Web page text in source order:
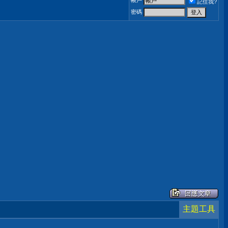
記住我?
密碼
主題工具